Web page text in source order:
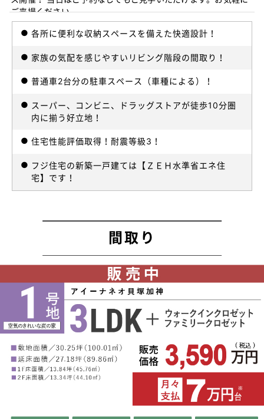
ご来場ください。
2026-07-10
真掲載しました♪
【アイーナネオ貝塚加神】新築一戸建てを販売開始しました！
各所に便利な収納スペースを備えた快適設計！
家族の気配を感じやすいリビング階段の間取り！
普通車2台分の駐車スペース（車種による）！
スーパー、コンビニ、ドラッグストアが徒歩10分圏
内に揃う好立地！
住宅性能評価取得！耐震等級3！
フジ住宅の新築一戸建ては【ＺＥＨ水準省エネ住
宅】です！
間取り